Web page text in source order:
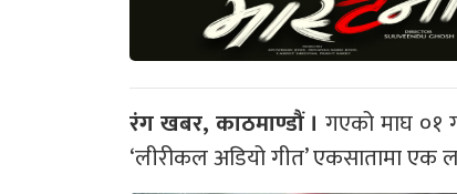
रंग खबर, काठमाण्डौं । गएको माघ ०१
‘लीरीकल अडियो गीत’ एकसातामा